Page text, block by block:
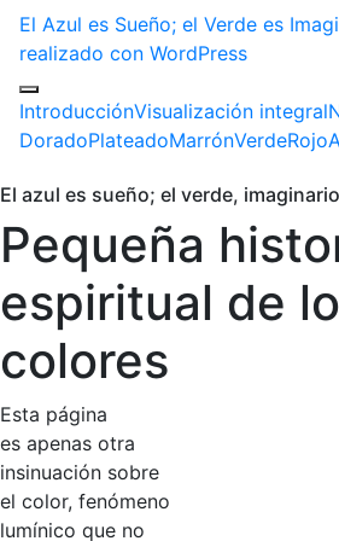
El Azul es Sueño; el Verde es
realizado con WordPress
IntroducciónVisualización integral
DoradoPlateadoMarrónVerdeRojo
El azul es sueño; el verde,
Pequeña
espiritual de
colores
Esta página
es apenas otra
insinuación sobre
el color, fenómeno
lumínico que no